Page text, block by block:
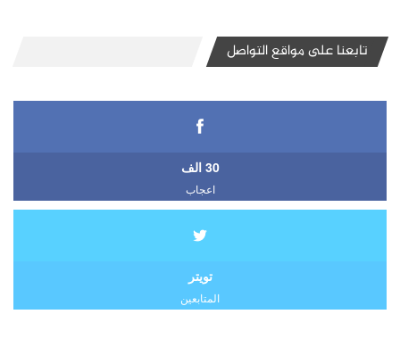
تابعنا على مواقع التواصل
30 الف
اعجاب
تويتر
المتابعين